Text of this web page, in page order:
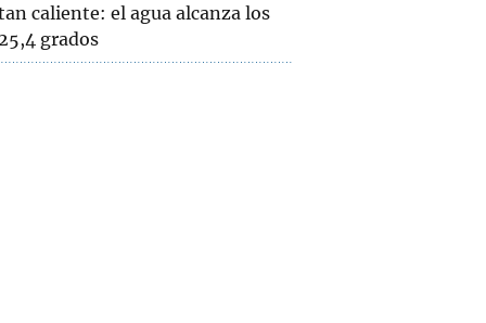
caliente: el agua alcanza los
grados